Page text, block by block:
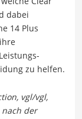
dabei
14 Plus
zu helfen.